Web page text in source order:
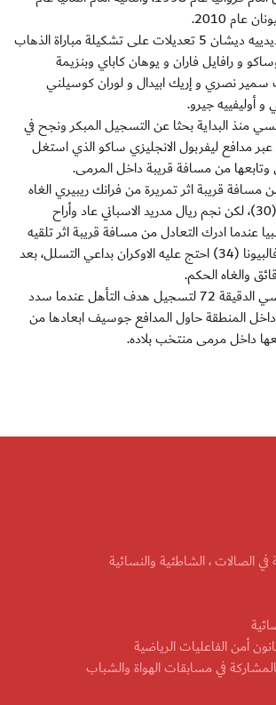
واجرى مدرب فرنسا ديدييه ديشان 5 تعديلات على تشكيلة مباراة الذهاب
و رافايل فاران و يوهان كاباي وبنزيمة
نصري و إريك ابيدال و لوران كوسيلني
أوليفييه جيرو.
منذ البداية بحثا عن التسجيل المبكر ونجح في
مسعاه في الدقيقة 22 عبر مدافع ليفربول الانجليزي ساكو الذي استغل
من مسافة قريبة داخل المرمى.
قريبة اثر تمريرة من فرانك ريبيري الغاه
الحكم بداعي التسلل (30)، لكن نجم ريال مدريد الاسباني عاد وأراح
عندما ادرك التعادل من مسافة قريبة اثر تلقيه
كرة بالصدر من ماثيو فالبيونا (34) احتج عليه الاوكران بداعي التسلل، بعد
وانتظر المنتخب الفرنسي الدقيقة 72 لتسجيل هدف التأهل عندما سدد
المنطقة حاول المدافع جوسيف ابعادها من
داخل مرمى منتخب بلاده.
في الصالات ، الشاطئية والنسائية
أمن الفاعليات الرياضية
في مسابقات الهواة والشباب